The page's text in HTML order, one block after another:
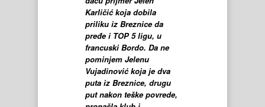
Karličić koja dobila
priliku iz Breznice da
pređe i TOP 5 ligu, u
francuski Bordo. Da ne
pominjem Jelenu
Vujadinović koja je dva
puta iz Breznice, drugu
put nakon teške povrede,